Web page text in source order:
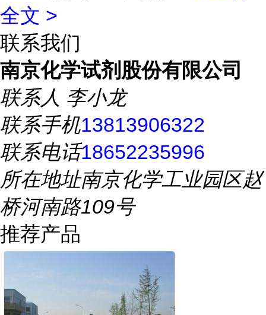
全文 >
联系我们
南京化学试剂股份有限公司
联系人 李小龙
联系手机13813906322
联系电话18652235996
所在地址南京化学工业园区赵
桥河南路109号
推荐产品